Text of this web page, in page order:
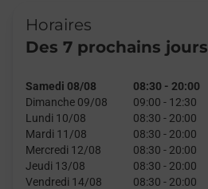
Horaires
Des 7 prochains jours
Samedi 08/08 08:30 - 20:00
Dimanche 09/08
09:00 - 12:30
Lundi 10/08
08:30 - 20:00
Mardi 11/08
08:30 - 20:00
Mercredi 12/08
08:30 - 20:00
Jeudi 13/08
08:30 - 20:00
Vendredi 14/08
08:30 - 20:00